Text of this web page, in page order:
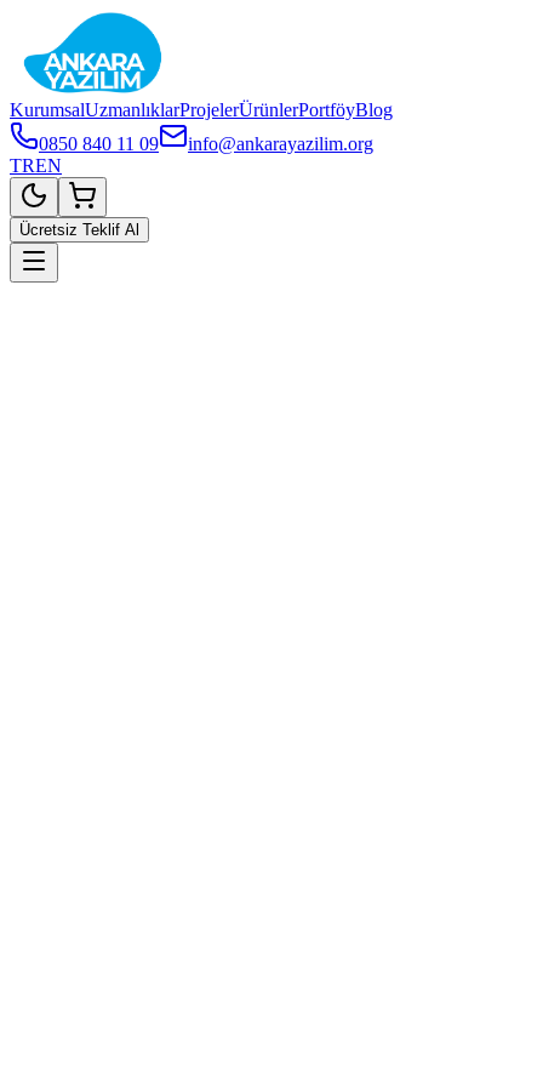
KurumsalUzmanlıklarProjelerÜrünlerPortföyBlog
0850 840 11 09
info@ankarayazilim.org
TREN
Ücretsiz Teklif Al